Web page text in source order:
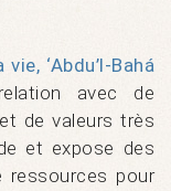
‘Abdu’l-Bahá
avec de
de valeurs très
et expose des
ressources pour